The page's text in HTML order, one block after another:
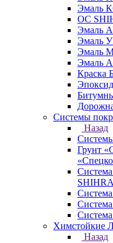
Эмаль
ОС
Эмаль
Эмаль
Эмаль
Эмаль
Краска
Системы
Назад
Грунт
Химстойкие
Назад